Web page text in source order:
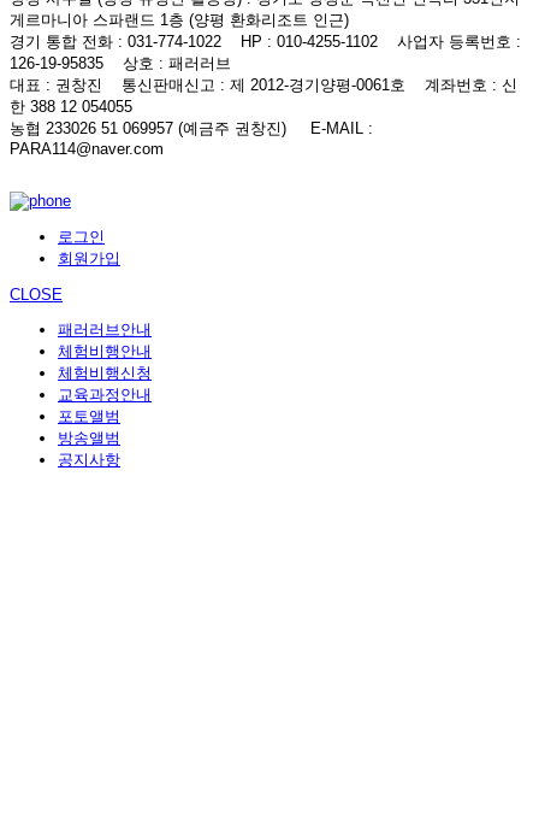
게르마니아 스파랜드 1층 (양평 환화리조트 인근)
경기 통합 전화 : 031-774-1022 HP : 010-4255-1102 사업자 등록번호 :
126-19-95835 상호 : 패러러브
대표 : 권창진 통신판매신고 : 제 2012-경기양평-0061호 계좌번호 : 신
한 388 12 054055
농협 233026 51 069957 (예금주 권창진)
E-MAIL
:
PARA114@naver.com
로그인
회원가입
CLOSE
패러러브안내
체험비행안내
체험비행신청
교육과정안내
포토앨범
방송앨범
공지사항